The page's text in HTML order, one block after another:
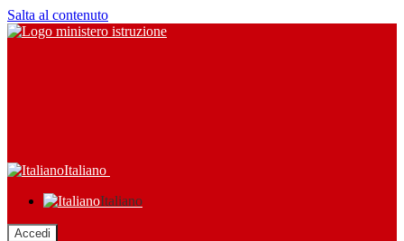
Salta al contenuto
Italiano
Italiano
Accedi